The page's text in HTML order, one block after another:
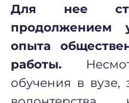
Для нее
продолжением
опыта
работы.
обучения в